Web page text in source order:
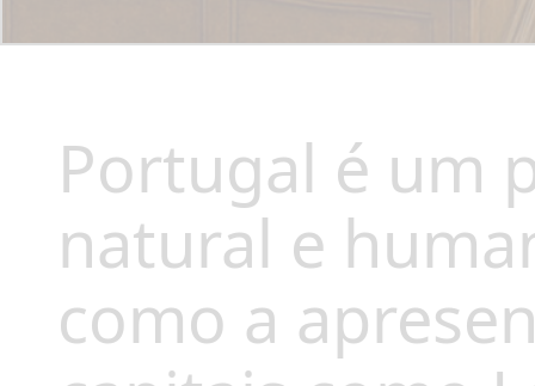
Portugal é um
natural e
como a